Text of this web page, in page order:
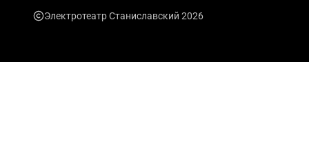
Электротеатр Станиславский 2026